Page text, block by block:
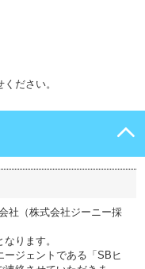
ださい。
社（株式会社ジーニー採
ります。
ジェントである「SBヒ